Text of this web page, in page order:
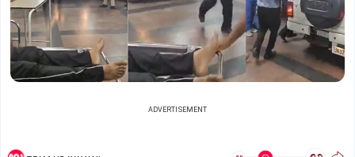
ADVERTISEMENT